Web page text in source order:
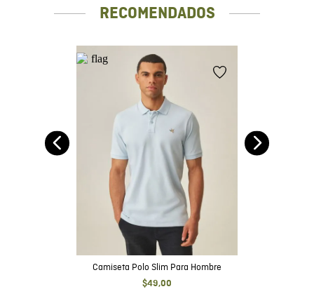
RECOMENDADOS
Camiseta Polo Slim Para Hombre
$49,00